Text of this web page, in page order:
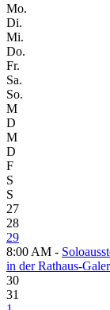
Mo.
Di.
Mi.
Do.
Fr.
Sa.
So.
M
D
M
D
F
S
S
27
28
29
8:00 AM -
in der Rathaus-
30
31